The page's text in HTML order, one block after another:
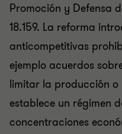
Promoción y Defensa
18.159. La reforma
anticompetitivas
ejemplo acuerdos
limitar la producción
establece un régimen
concentraciones